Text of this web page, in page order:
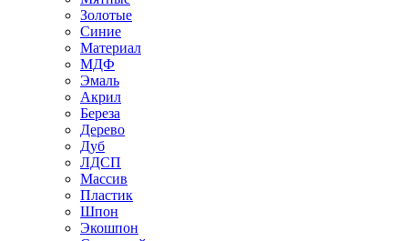
Золотые
Синие
Материал
МДФ
Эмаль
Акрил
Береза
Дерево
Дуб
ЛДСП
Массив
Пластик
Шпон
Экошпон